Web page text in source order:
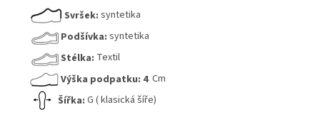
Svršek: syntetika
Podšívka: syntetika
Stélka: Textil
Výška podpatku: 4Cm
Šířka: G ( klasická šíře)